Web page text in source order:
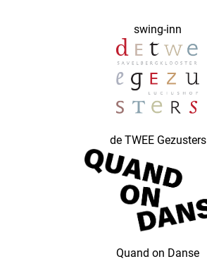
swing-inn
de TWEE Gezusters
Quand on Danse